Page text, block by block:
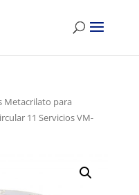
Metacrilato para
11 Servicios VM-